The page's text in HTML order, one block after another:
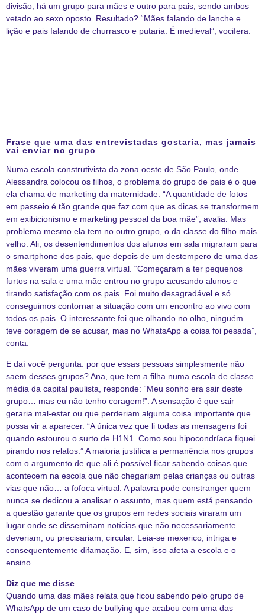
divisão, há um grupo para mães e outro para pais, sendo ambos
vetado ao sexo oposto. Resultado? “Mães falando de lanche e
lição e pais falando de churrasco e putaria. É medieval”, vocifera.
Frase que uma das entrevistadas gostaria, mas jamais
vai enviar no grupo
Numa escola construtivista da zona oeste de São Paulo, onde
Alessandra colocou os filhos, o problema do grupo de pais é o que
ela chama de marketing da maternidade. “A quantidade de fotos
em passeio é tão grande que faz com que as dicas se transformem
em exibicionismo e marketing pessoal da boa mãe”, avalia. Mas
problema mesmo ela tem no outro grupo, o da classe do filho mais
velho. Ali, os desentendimentos dos alunos em sala migraram para
o smartphone dos pais, que depois de um destempero de uma das
mães viveram uma guerra virtual. “Começaram a ter pequenos
furtos na sala e uma mãe entrou no grupo acusando alunos e
tirando satisfação com os pais. Foi muito desagradável e só
conseguimos contornar a situação com um encontro ao vivo com
todos os pais. O interessante foi que olhando no olho, ninguém
teve coragem de se acusar, mas no WhatsApp a coisa foi pesada”,
conta.
E daí você pergunta: por que essas pessoas simplesmente não
saem desses grupos? Ana, que tem a filha numa escola de classe
média da capital paulista, responde: “Meu sonho era sair deste
grupo… mas eu não tenho coragem!”. A sensação é que sair
geraria mal-estar ou que perderiam alguma coisa importante que
possa vir a aparecer. “A única vez que li todas as mensagens foi
quando estourou o surto de H1N1. Como sou hipocondríaca fiquei
pirando nos relatos.” A maioria justifica a permanência nos grupos
com o argumento de que ali é possível ficar sabendo coisas que
acontecem na escola que não chegariam pelas crianças ou outras
vias que não… a fofoca virtual. A palavra pode constranger quem
nunca se dedicou a analisar o assunto, mas quem está pensando
a questão garante que os grupos em redes sociais viraram um
lugar onde se disseminam notícias que não necessariamente
deveriam, ou precisariam, circular. Leia-se mexerico, intriga e
consequentemente difamação. E, sim, isso afeta a escola e o
ensino.
Diz que me disse
Quando uma das mães relata que ficou sabendo pelo grupo de
WhatsApp de um caso de bullying que acabou com uma das